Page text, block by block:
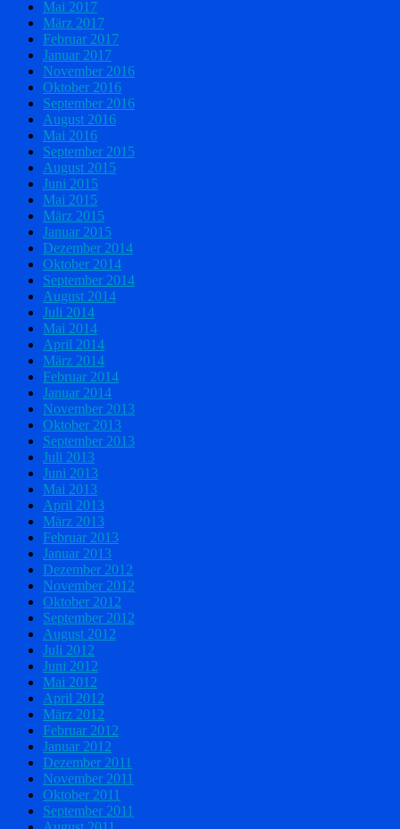
Mai 2017
März 2017
Februar 2017
Januar 2017
November 2016
Oktober 2016
September 2016
August 2016
Mai 2016
September 2015
August 2015
Juni 2015
Mai 2015
März 2015
Januar 2015
Dezember 2014
Oktober 2014
September 2014
August 2014
Juli 2014
Mai 2014
April 2014
März 2014
Februar 2014
Januar 2014
November 2013
Oktober 2013
September 2013
Juli 2013
Juni 2013
Mai 2013
April 2013
März 2013
Februar 2013
Januar 2013
Dezember 2012
November 2012
Oktober 2012
September 2012
August 2012
Juli 2012
Juni 2012
Mai 2012
April 2012
März 2012
Februar 2012
Januar 2012
Dezember 2011
November 2011
Oktober 2011
September 2011